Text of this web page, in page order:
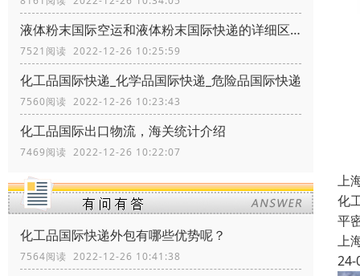
液体粉末国际空运和液体粉末国际快递的详细区别
7521阅读 2022-12-26 10:25:59
化工品国际快递_化学品国际快递_危险品国际快递
7560阅读 2022-12-26 10:23:43
化工品国际出口物流，海关统计介绍
7469阅读 2022-12-26 10:22:07
化工品国际快递外包有哪些优势呢？
7564阅读 2022-12-26 10:41:38
上
化
平
上
24-